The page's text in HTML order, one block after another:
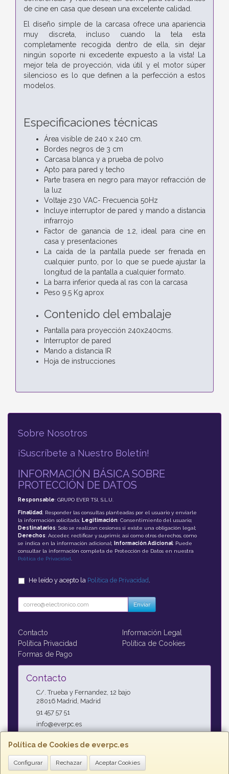
de cine en casa que desean una excelente calidad.
El diseño simple de la carcasa ofrece una apariencia
muy discreta, incluso cuando la tela esta
completamente recogida dentro de ella, sin dejar
ningún soporte ni excedente expuesto a la vista! La
mejor tela de proyección, vida útil y el motor súper
silencioso es lo que definen a la perfección a estos
modelos.
Especificaciones técnicas
Área visible de 240 x 240 cm.
Bordes negros de 3 cm
Carcasa blanca y a prueba de polvo
Apto para pared y techo
Parte trasera en negro para mayor refracción de
la luz
Voltaje 230 VAC- Frecuencia 50Hz
Incluye interruptor de pared y mando a distancia
infrarrojo
Factor de ganancia de 1.2, ideal para cine en
casa y presentaciones
La caída de la pantalla puede ser frenada en
cualquier punto, por lo que se puede ajustar la
longitud de la pantalla a cualquier formato.
La barra inferior queda al ras con la carcasa
Peso 9.5 Kg aprox
Contenido del embalaje
Pantalla para proyección 240x240cms.
Interruptor de pared
Mando a distancia IR
Hoja de instrucciones
Política de Cookies de everpc.es
Configurar Rechazar Aceptar Cookies
Sobre Nosotros
¡Suscríbete a Nuestro Boletín!
INFORMACIÓN BÁSICA SOBRE
PROTECCIÓN DE DATOS
Responsable: GRUPO EVER TSI, S.L.U.
Finalidad: Responder las consultas planteadas por el usuario y enviarle
la información solicitada; Legitimación: Consentimiento del usuario;
Destinatarios: Solo se realizan cesiones si existe una obligación legal;
Derechos: Acceder, rectificar y suprimir, así como otros derechos, como
se indica en la información adicional;
Información Adicional: Puede
consultar la información completa de Protección de Datos en nuestra
Política de Privacidad
He leído y acepto la Política de Privacidad
Enviar
Contacto
Información Legal
Política Privacidad
Política de Cookies
Formas de Pago
Contacto
C/. Trueba y Fernandez, 12 bajo
28016 Madrid Madrid
91 457 57 51
info@everpc.es
Horario
Horario continuo : Lunes a Jueves 09:00h - 19:00h, Viernes